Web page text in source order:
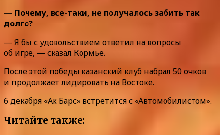
— Почему, все-таки, не получалось забить так
долго?
— Я бы с удовольствием ответил на вопросы
об игре, — сказал Кормье.
После этой победы казанский клуб набрал 50 очков
и продолжает лидировать на Востоке.
6 декабря «Ак Барс» встретится с «Автомобилистом».
Читайте также: